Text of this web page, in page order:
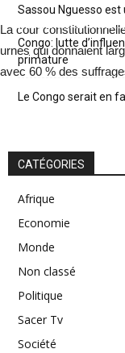
La cour
urnes qui donnaient
avec 60 % des
Sassou Nguesso
Congo: lutte
primature
Le Congo serait en
CATÉGORIES
Afrique
Economie
Monde
Non classé
Politique
Sacer Tv
Société